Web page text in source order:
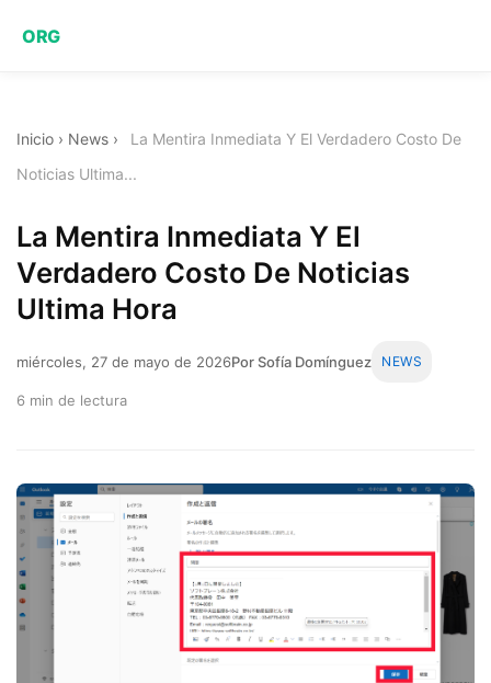
ORG
Inicio › News ›
La Mentira Inmediata Y El Verdadero Costo De
Noticias Ultima...
La Mentira Inmediata Y El
Verdadero Costo De Noticias
Ultima Hora
miércoles, 27 de mayo de 2026Por Sofía Domínguez NEWS
6 min de lectura